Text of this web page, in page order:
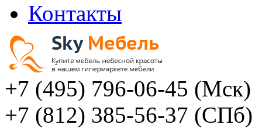
Контакты
+7 (495) 796-06-45 (Мск)
+7 (812) 385-56-37 (СПб)